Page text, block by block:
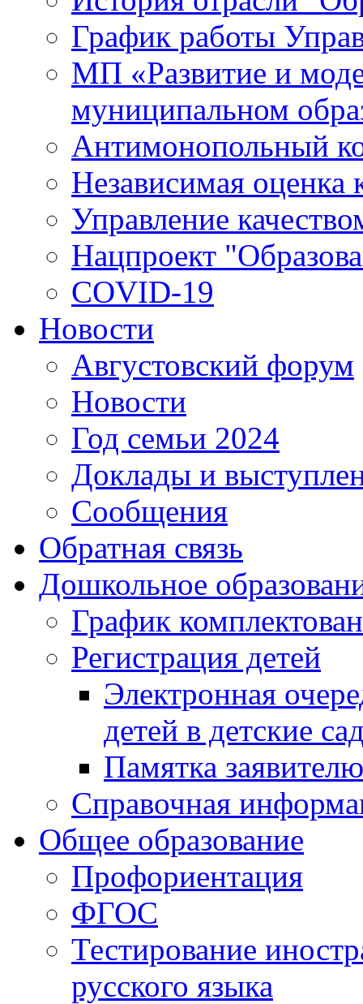
График работы
МП «Развитие и
муниципальном
Антимонопольный
Независимая оценка
Управление
Нацпроект
COVID-19
Новости
Августовский форум
Новости
Год семьи 2024
Доклады и
Сообщения
Обратная связь
Дошкольное
График
Регистрация детей
Электронная
детей в детские
Памятка заявителю
Справочная
Общее образование
Профориентация
ФГОС
Тестирование
русского языка